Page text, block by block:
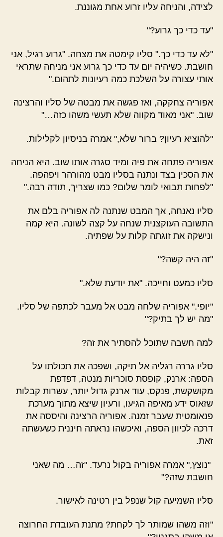
לצידה, והניחה עליו זרוע אחת מגוננת.
"עד כדי כך גרוע?"
"לא עד כדי כך." סליו קימטה את מצחה. "גרוע רגיל, אני
חושבת. כשיהיה יום עד כדי כך גרוע אני מניחה שתראי
אותי עצורה על השלכת כמה רעיונות לתהום."
אפוריה צחקקה, ואז פגשה את מבטה של סליו והרצינה
שוב. "אני מאוד מקווה שלא תעשי משהו כזה…"
"להוציא רעיון? ברור שלא," אמרה בניסיון לקלילות.
אפוריה פתחה את פיה ומיד סגרה אותו שוב. היא הניחה
את הסכין בצד ונתנה בסליו מבט מהורהר ויפהפה.
"לפחות תבואי לומר שלום? כמו שצריך, תודה רבה."
סליו נאנחה, אך המבט שנתנה לה אפוריה בלם את
התשובה העוקצנית שנחה על קצה לשונה. היא קמה
ונישקה את זוגתה קלות על שפתיה.
"זה היה קשה?"
סליו כמעט וחייכה. "את יודעת שלא."
"יופי." אפוריה שלחה מבט אל מעבר לכתפה של סליו.
"מה יש לך בתיק?"
למה חשבה שתוכל להסתיר את זה?
סליו גררה רגליה אל תיקה, ושפכה את תכולתו על
הספה: ארנק, קופסת סוכריות מנטה, דפדפת
מקושקשת, פנקס, עוד ארנק גדול יותר, עשרות קבלות
שזאוס ידע מאיפה הגיעו, ורעיון שיצא מתוך מערכת
פנאומטית שעבר זמנה. אפוריה הרצינה והיססה את
דרכה לכיוון הספה, ואיכשהו נראתה חיננית כשעשתה
זאת.
"נוצץ," אמרה אפוריה בקול נרעד. "זה… מה שאני
חושבת שזה?"
סליו השמיעה קול שנפל בין רטינה לאישור.
"וזה משהו שמותר לך לקחת? מתנת העובדת החרוצה